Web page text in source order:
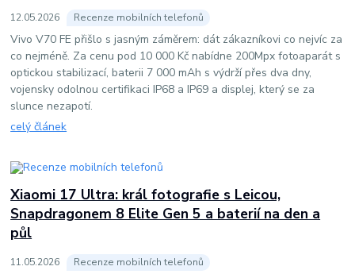
12.05.2026 Recenze mobilních telefonů
Vivo V70 FE přišlo s jasným záměrem: dát zákazníkovi co nejvíc za
co nejméně. Za cenu pod 10 000 Kč nabídne 200Mpx fotoaparát s
optickou stabilizací, baterii 7 000 mAh s výdrží přes dva dny,
vojensky odolnou certifikaci IP68 a IP69 a displej, který se za
slunce nezapotí.
celý článek
Xiaomi 17 Ultra: král fotografie s Leicou,
Snapdragonem 8 Elite Gen 5 a baterií na den a
půl
11.05.2026 Recenze mobilních telefonů